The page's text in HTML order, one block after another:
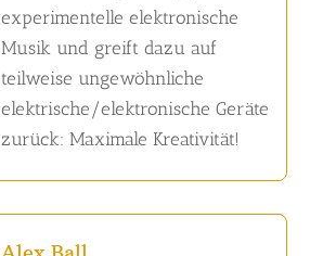
experimentelle elektronische
Musik und greift dazu auf
teilweise ungewöhnliche
elektrische/elektronische Geräte
zurück: Maximale Kreativität!